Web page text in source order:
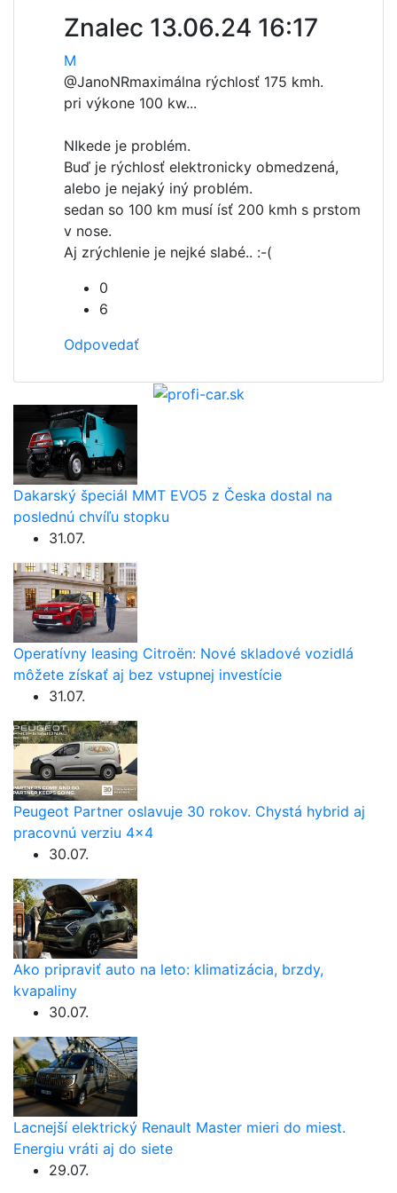
Znalec 13.06.24 16:17
M
@JanoNRmaximálna rýchlosť 175 kmh.
pri výkone 100 kw...
NIkede je problém.
Buď je rýchlosť elektronicky obmedzená,
alebo je nejaký iný problém.
sedan so 100 km musí ísť 200 kmh s prstom
v nose.
Aj zrýchlenie je nejké slabé.. :-(
0
6
Odpovedať
Dakarský špeciál MMT EVO5 z Česka dostal na
poslednú chvíľu stopku
31.07.
Operatívny leasing Citroën: Nové skladové vozidlá
môžete získať aj bez vstupnej investície
31.07.
Peugeot Partner oslavuje 30 rokov. Chystá hybrid aj
pracovnú verziu 4×4
30.07.
Ako pripraviť auto na leto: klimatizácia, brzdy,
kvapaliny
30.07.
Lacnejší elektrický Renault Master mieri do miest.
Energiu vráti aj do siete
29.07.